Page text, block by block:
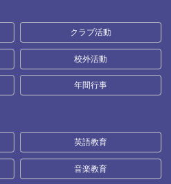
クラブ活動
校外活動
年間行事
英語教育
音楽教育